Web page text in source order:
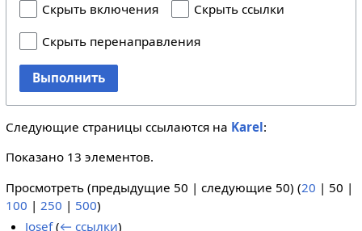
Скрыть включения
Скрыть ссылки
Скрыть перенаправления
Выполнить
Следующие страницы ссылаются на Karel:
Показано 13 элементов.
Просмотреть (предыдущие 50 | следующие 50) (20 | 50 |
100 | 250 | 500)
Josef (← ссылки)